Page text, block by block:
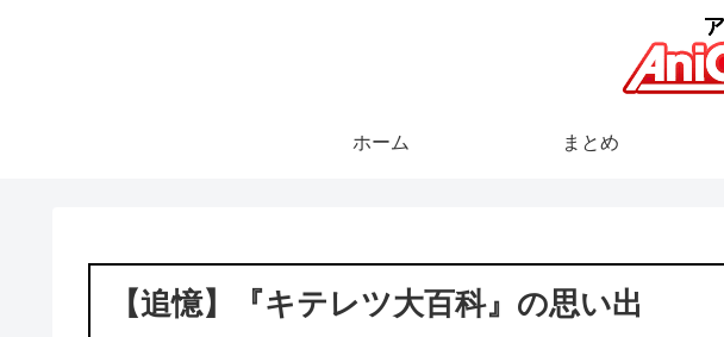
ホーム まとめ
【追憶】『キテレツ大百科』の思い出